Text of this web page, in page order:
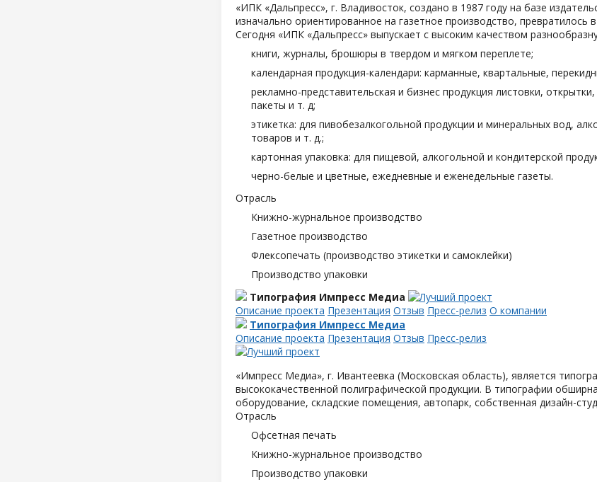
«ИПК «Дальпресс», г. Владивосток, создано в 1987 году на базе
изначально ориентированное на газетное производство,
Сегодня «ИПК «Дальпресс» выпускает с высоким качеством
книги, журналы, брошюры в твердом и мягком переплете;
календарная продукция-календари: карманные, квартальные,
рекламно-представительская и бизнес продукция листовки,
пакеты и т. д;
этикетка: для пивобезалкогольной продукции и минеральных вод,
товаров и т. д.;
картонная упаковка: для пищевой, алкогольной и кондитерской
черно-белые и цветные, ежедневные и еженедельные газеты.
Отрасль
Книжно-журнальное производство
Газетное производство
Флексопечать (производство этикетки и самоклейки)
Производство упаковки
Типография Импресс Медиа
Описание проекта Презентация Отзыв Пресс-релиз О компании
Типография Импресс Медиа
Описание проекта Презентация Отзыв Пресс-релиз
«Импресс Медиа», г. Ивантеевка (Московская область), является
высококачественной полиграфической продукции. В типографии
оборудование, складские помещения, автопарк, собственная дизайн-
Отрасль
Офсетная печать
Книжно-журнальное производство
Производство упаковки